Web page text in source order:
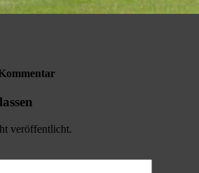
veröffentlicht.